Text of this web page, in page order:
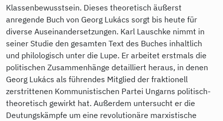
Klassenbewusstsein. Dieses theoretisch äußerst
anregende Buch von Georg Lukács sorgt bis heute für
diverse Auseinandersetzungen. Karl Lauschke nimmt in
seiner Studie den gesamten Text des Buches inhaltlich
und philologisch unter die Lupe. Er arbeitet erstmals die
politischen Zusammenhänge detailliert heraus, in denen
Georg Lukács als führendes Mitglied der fraktionell
zerstrittenen Kommunistischen Partei Ungarns politisch-
theoretisch gewirkt hat. Außerdem untersucht er die
Deutungskämpfe um eine revolutionäre marxistische